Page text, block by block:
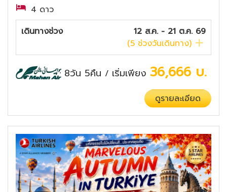
4 ดาว
เดินทางช่วง
12 ส.ค. - 21 ต.ค. 69
(5 ช่วงวันเดินทาง)
8วัน 5คืน / เริ่มเพียง 36,666 บ.
ดูรายละเอียด